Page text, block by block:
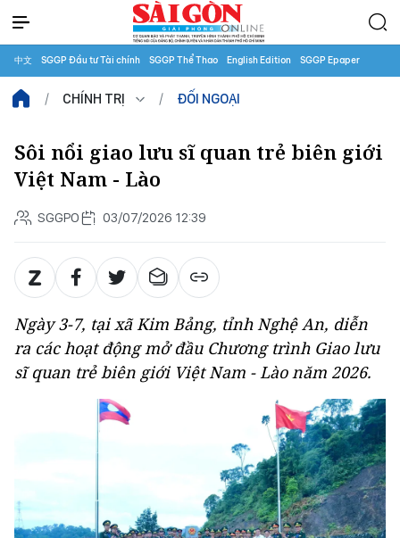
中文 SGGP Đầu tư Tài chính SGGP Thể Thao English Edition SGGP Epaper
CHÍNH TRỊ ĐỐI NGOẠI
Sôi nổi giao lưu sĩ quan trẻ biên giới
Việt Nam - Lào
SGGPO 03/07/2026 12:39
Ngày 3-7, tại xã Kim Bảng, tỉnh Nghệ An, diễn
ra các hoạt động mở đầu Chương trình Giao lưu
sĩ quan trẻ biên giới Việt Nam - Lào năm 2026.